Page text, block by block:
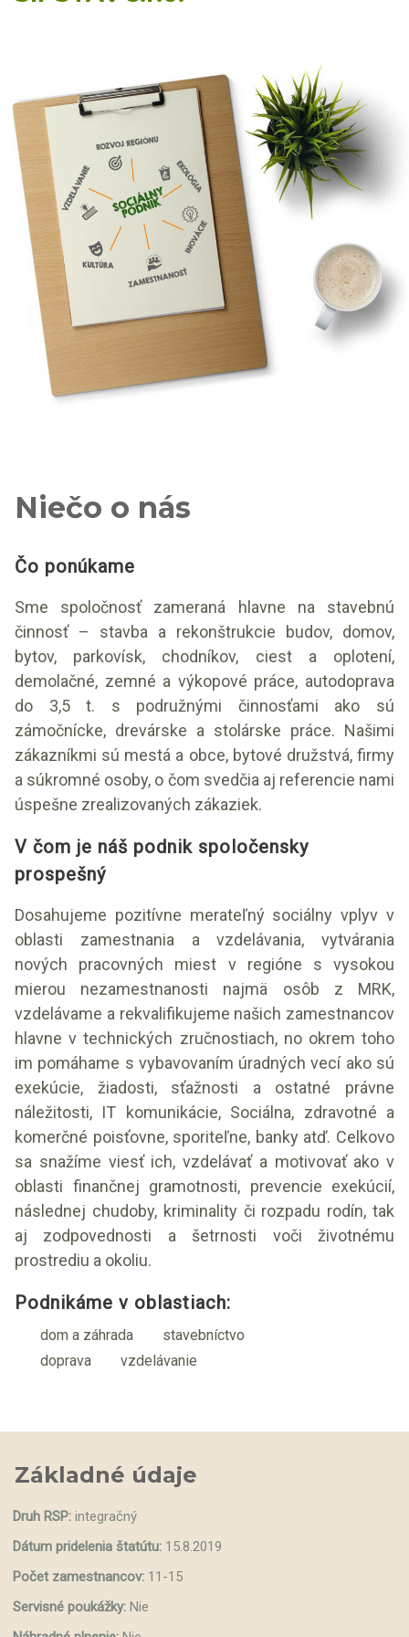
Niečo o nás
Čo ponúkame
Sme spoločnosť zameraná hlavne na stavebnú
činnosť – stavba a rekonštrukcie budov, domov,
bytov, parkovísk, chodníkov, ciest a oplotení,
demolačné, zemné a výkopové práce, autodoprava
do 3,5 t. s podružnými činnosťami ako sú
zámočnícke, drevárske a stolárske práce. Našimi
zákazníkmi sú mestá a obce, bytové družstvá, firmy
a súkromné osoby, o čom svedčia aj referencie nami
úspešne zrealizovaných zákaziek.
V čom je náš podnik spoločensky
prospešný
Dosahujeme pozitívne merateľný sociálny vplyv v
oblasti zamestnania a vzdelávania, vytvárania
nových pracovných miest v regióne s vysokou
mierou nezamestnanosti najmä osôb z MRK,
vzdelávame a rekvalifikujeme našich zamestnancov
hlavne v technických zručnostiach, no okrem toho
im pomáhame s vybavovaním úradných vecí ako sú
exekúcie, žiadosti, sťažnosti a ostatné právne
náležitosti, IT komunikácie, Sociálna, zdravotné a
komerčné poisťovne, sporiteľne, banky atď. Celkovo
sa snažíme viesť ich, vzdelávať a motivovať ako v
oblasti finančnej gramotnosti, prevencie exekúcií,
následnej chudoby, kriminality či rozpadu rodín, tak
aj zodpovednosti a šetrnosti voči životnému
prostrediu a okoliu.
Podnikáme v oblastiach:
dom a záhrada
stavebníctvo
doprava
vzdelávanie
Základné údaje
Druh RSP: integračný
Dátum pridelenia štatútu: 15.8.2019
Počet zamestnancov: 11-15
Servisné poukážky: Nie